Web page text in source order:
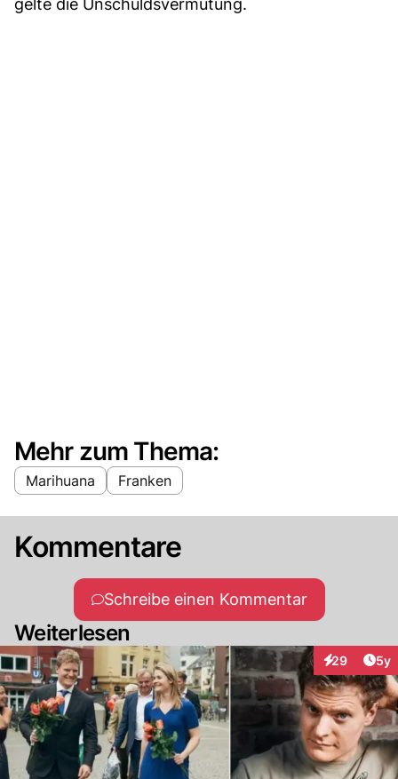
gelte die Unschuldsvermutung.
Mehr zum Thema:
Marihuana Franken
Kommentare
Schreibe einen Kommentar
Weiterlesen
29
Interaktionen
5y